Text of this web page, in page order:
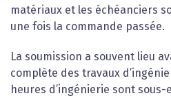
matériaux et les échéanciers
une fois la commande passée.
La soumission a souvent lieu
complète des travaux
heures d’ingénierie sont